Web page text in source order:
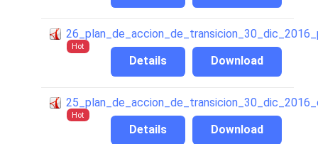
Hot
Download
Details
Hot
Download
Details